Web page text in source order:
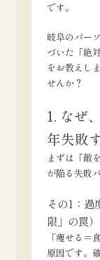
です。
岐阜のパー
づいた「絶
をお教えし
せんか？
1. なぜ
年失敗
まずは「敵
が陥る失敗
その1：過
限」の罠）
「痩せる＝
原因です。